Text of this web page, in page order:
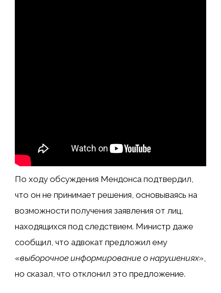
По ходу обсуждения Мендонса подтвердил,
что он не принимает решения, основываясь на
возможности получения заявления от лиц,
находящихся под следствием. Министр даже
сообщил, что адвокат предложил ему
«выборочное информирование о нарушениях»,
но сказал, что отклонил это предложение.